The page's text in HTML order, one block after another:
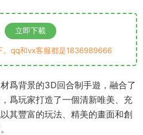
立即下載
。qq和vx客服都是1836989666
爲背景的3D回合制手遊，融合了
爲玩家打造了一個清新唯美、充
其豐富的玩法、精美的畫面和創